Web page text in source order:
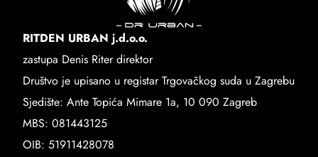
RITDEN URBAN j.d.o.o.
zastupa Denis Riter direktor
Društvo je upisano u registar Trgovačkog suda u Zagrebu
Sjedište: Ante Topića Mimare 1a, 10 090 Zagreb
MBS: 081443125
OIB: 51911428078